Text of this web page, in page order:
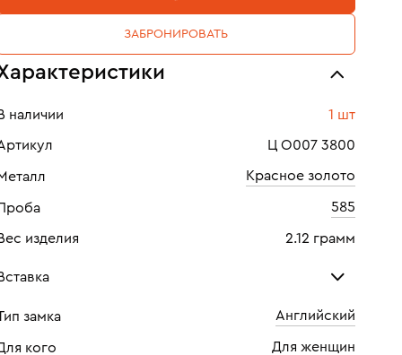
ЗАБРОНИРОВАТЬ
наличии 1 шт
Ц О007 3800
Красное золото
585
изделия 2.12 грамм
Топаз лондон
замка Английский
кого Для женщин